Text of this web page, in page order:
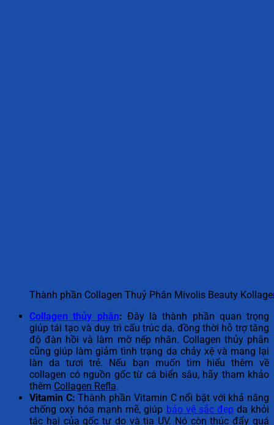
Thành phần Collagen Thuỷ Phân Mivolis Beauty
Collagen thủy phân: Đây là thành phần quan trọng
giúp tái tạo và duy trì cấu trúc da, đồng thời hỗ trợ tăng
độ đàn hồi và làm mờ nếp nhăn. Collagen thủy phân
cũng giúp làm giảm tình trạng da chảy xệ và mang lại
làn da tươi trẻ. Nếu bạn muốn tìm hiểu thêm về
collagen có nguồn gốc từ cá biển sâu, hãy tham khảo
thêm Collagen Refla.
Vitamin C: Thành phần Vitamin C nổi bật với khả năng
chống oxy hóa mạnh mẽ, giúp bảo vệ sắc đẹp da khỏi
tác hại của gốc tự do và tia UV. Nó còn thúc đẩy quá